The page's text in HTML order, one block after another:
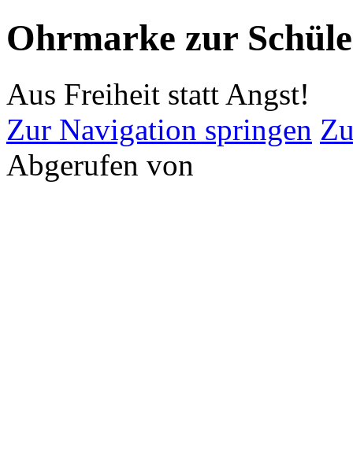
Ohrmarke zur
Aus Freiheit statt Angst!
Zur Navigation springen
Abgerufen von